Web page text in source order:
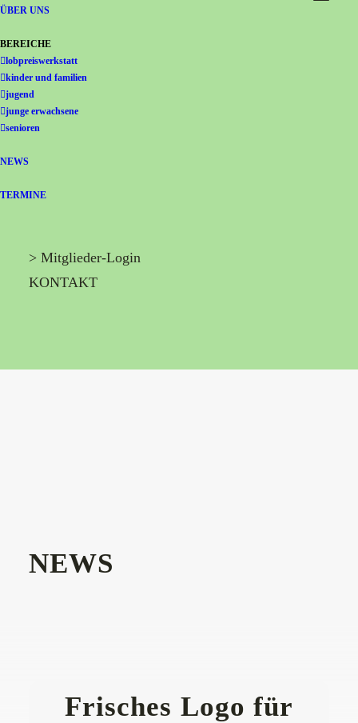
Gemeinschaft Immanuel
ÜBER UNS
BEREICHE
lobpreiswerkstatt
kinder und familien
jugend
junge erwachsene
senioren
NEWS
TERMINE
> Mitglieder-Login
KONTAKT
NEWS
Frisches Logo für